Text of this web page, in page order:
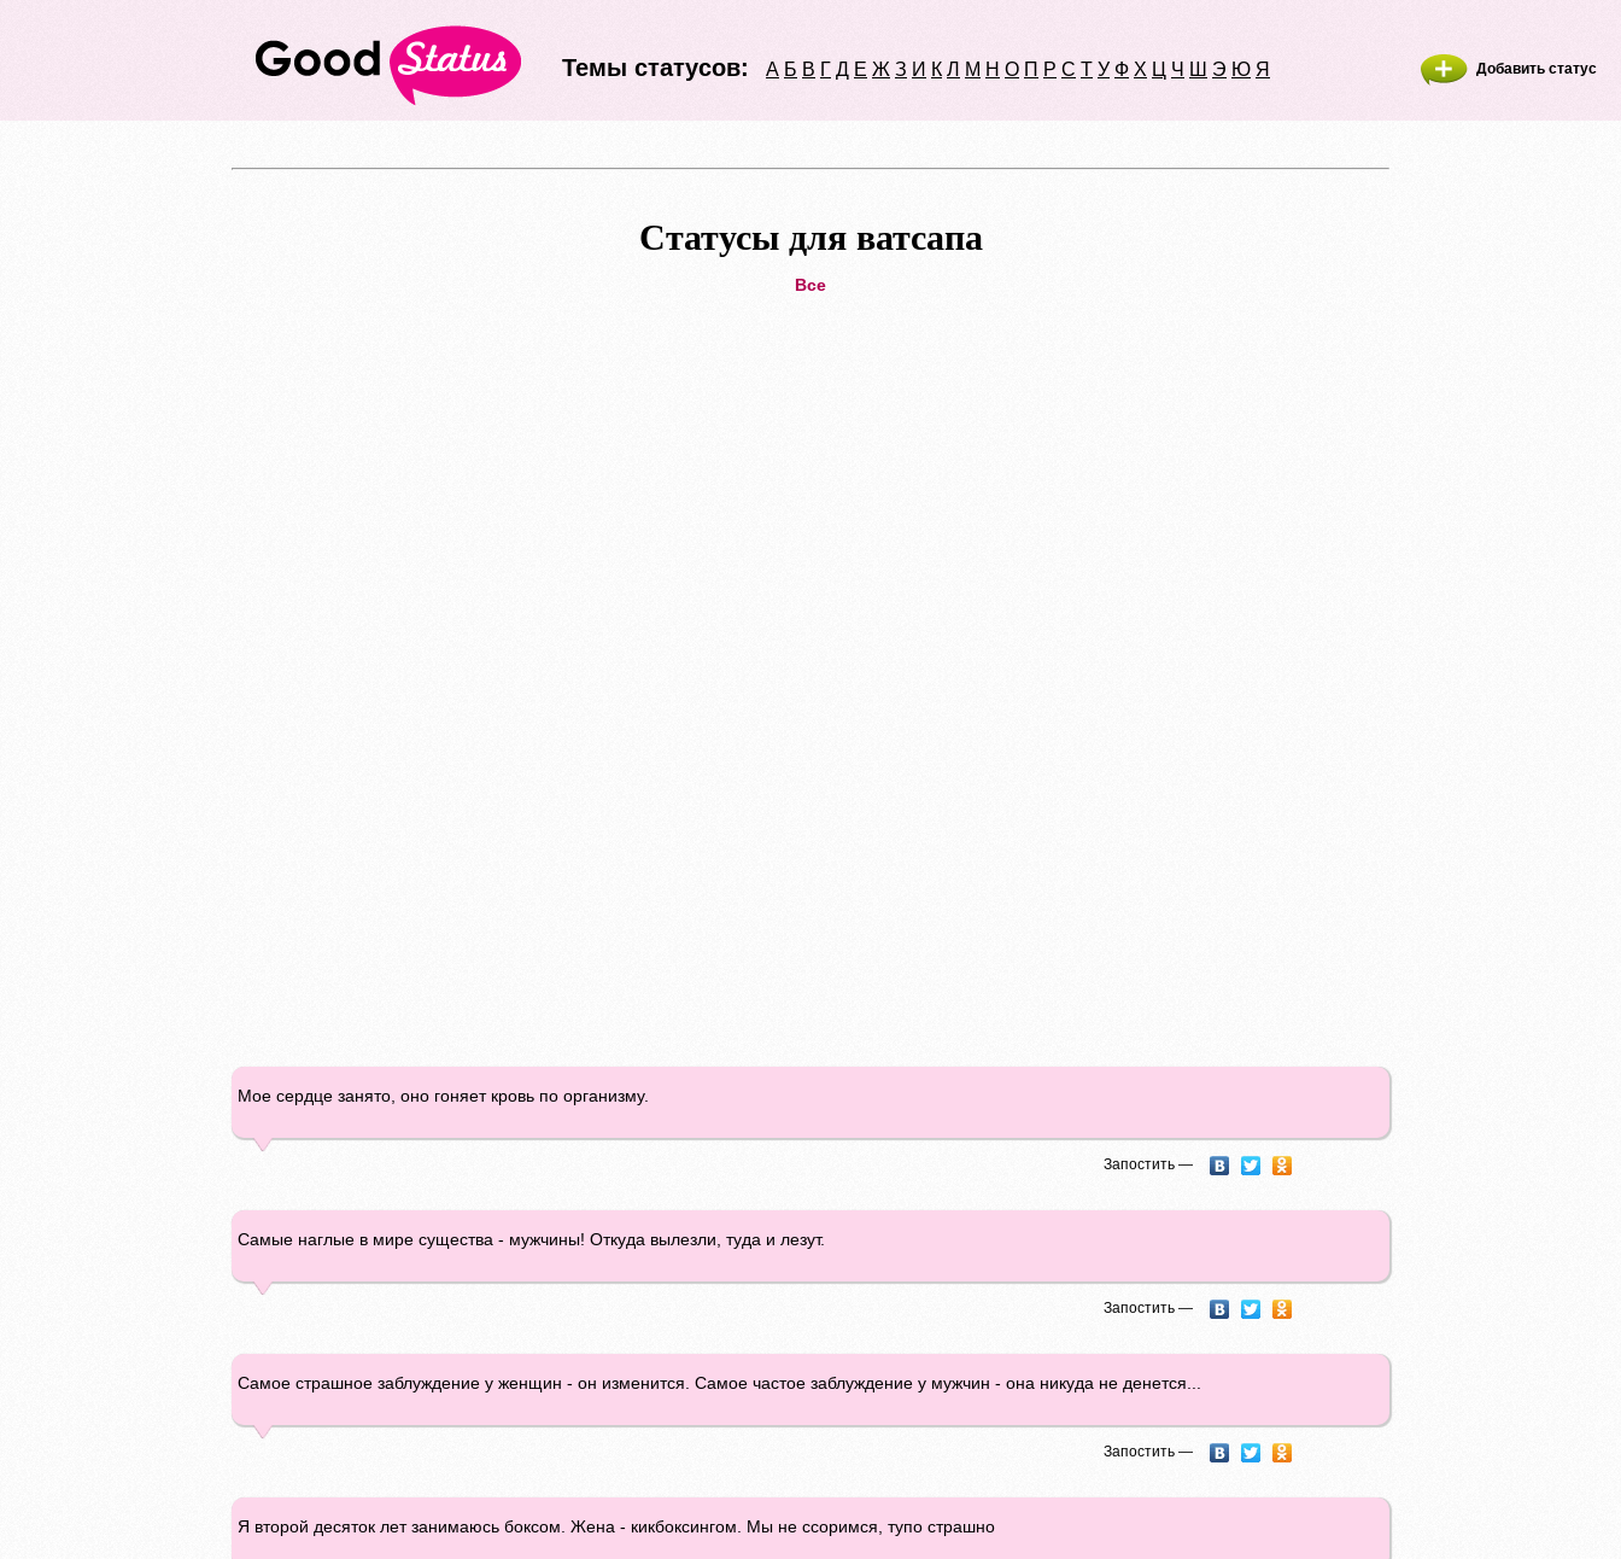
Темы статусов: А Б В Г Д Е Ж З И К Л М Н О П Р С Т У Ф Х Ц Ч Ш Э Ю Я Добавить статус
Статусы для ватсапа
Все
Мое сердце занято, оно гоняет кровь по организму.
Запостить —
Самые наглые в мире существа - мужчины! Откуда вылезли, туда и лезут.
Запостить —
Самое страшное заблуждение у женщин - он изменится. Самое частое заблуждение у мужчин - она никуда не денется...
Запостить —
Я второй десяток лет занимаюсь боксом. Жена - кикбоксингом. Мы не ссоримся, тупо страшно